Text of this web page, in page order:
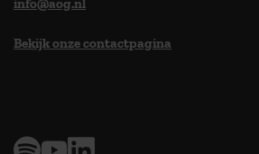
info@aog.nl
Bekijk onze contactpagina